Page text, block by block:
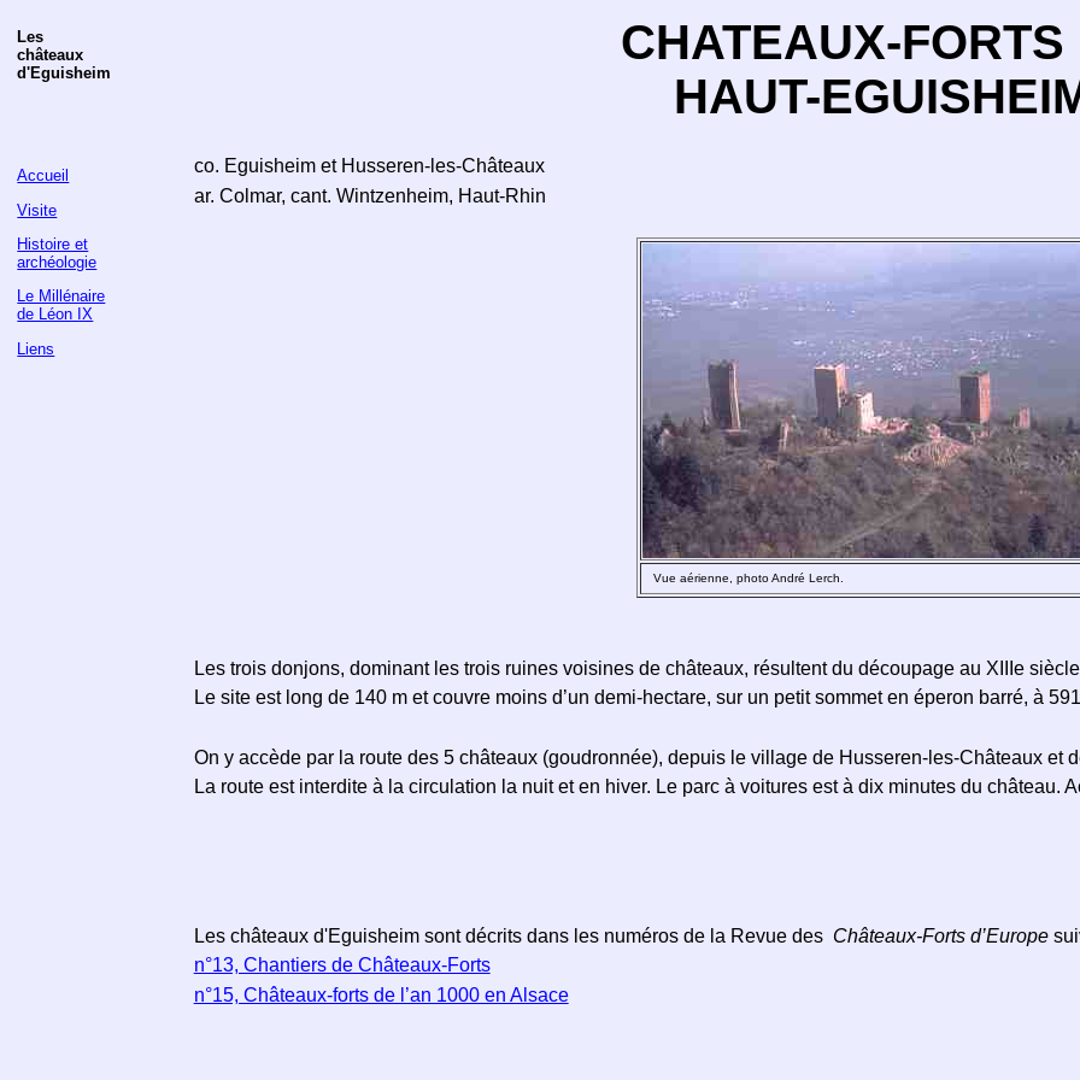
Les
châteaux
d'Eguisheim
Accueil
Visite
Histoire et
archéologie
Le Millénaire
de Léon IX
Liens
CHATEAUX-FORTS
HAUT-
co. Eguisheim et Husseren-les-Châteaux
ar. Colmar, cant. Wintzenheim, Haut-Rhin
Vue aérienne, photo André Lerch.
Les trois donjons, dominant les trois ruines voisines de châteaux, résultent du découpage au XIIIe
Le site est long de 140 m et couvre moins d’un demi-hectare, sur un petit sommet en éperon barré, à
On y accède par la route des 5 châteaux (goudronnée), depuis le village de Husseren-les-Châteaux et
La route est interdite à la circulation la nuit et en hiver. Le parc à voitures est à dix minutes du château.
Les châteaux d'Eguisheim sont décrits dans les numéros de la Revue des Châteaux-Forts d’Europe
n°13, Chantiers de Châteaux-Forts
n°15, Châteaux-forts de l’an 1000 en Alsace